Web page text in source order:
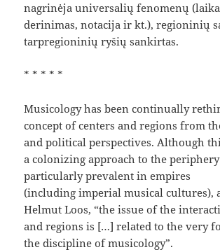
nagrinėja universalių fenomenų
derinimas, notacija ir kt.), regioninių
tarpregioninių ryšių sankirtas.
* * * * *
Musicology has been continually
concept of centers and regions from
and political perspectives. Although
a colonizing approach to the
particularly prevalent in empires
(including imperial musical cultures),
Helmut Loos, “the issue of the
and regions is […] related to the very
the discipline of musicology”.